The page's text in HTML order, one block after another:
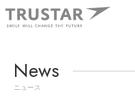
News
ニュース